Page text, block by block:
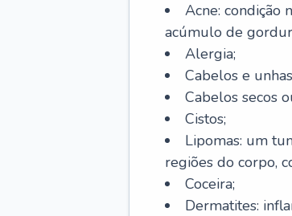
Acne: condição
acúmulo de
Alergia;
Cabelos e
Cabelos secos
Cistos;
Lipomas: um
regiões do corpo,
Coceira;
Dermatites: